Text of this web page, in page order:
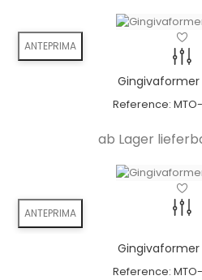
ceramica
Niente più residui di cemento
di solito può essere evitato
Disponibile in 11° e 22
ANTEPRIMA
Reference:
ab Lager
ANTEPRIMA
Reference: